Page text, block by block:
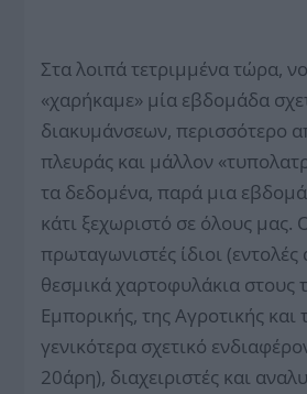
Στα λοιπά τετριμμένα τώρα,
«χαρήκαμε» μία εβδομάδα
διακυμάνσεων, περισσότερο
πλευράς και μάλλον
τα δεδομένα, παρά μια
κάτι ξεχωριστό σε όλους μας.
πρωταγωνιστές ίδιοι
θεσμικά χαρτοφυλάκια στους
Eμπορικής, της Αγροτικής
γενικότερα σχετικό
20άρη), διαχειριστές και